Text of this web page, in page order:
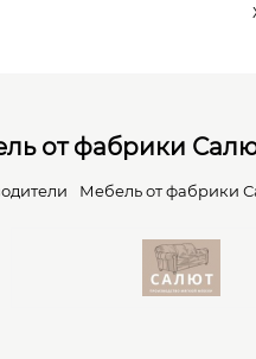
от фабрики
Мебель от фабрики